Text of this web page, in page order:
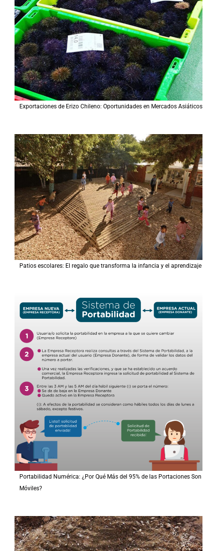
Exportaciones de Erizo Chileno: Oportunidades en Mercados Asiáticos
Patios escolares: El regalo que transforma la infancia y el aprendizaje
Portabilidad Numérica: ¿Por Qué Más del 95% de las Portaciones Son
Móviles?